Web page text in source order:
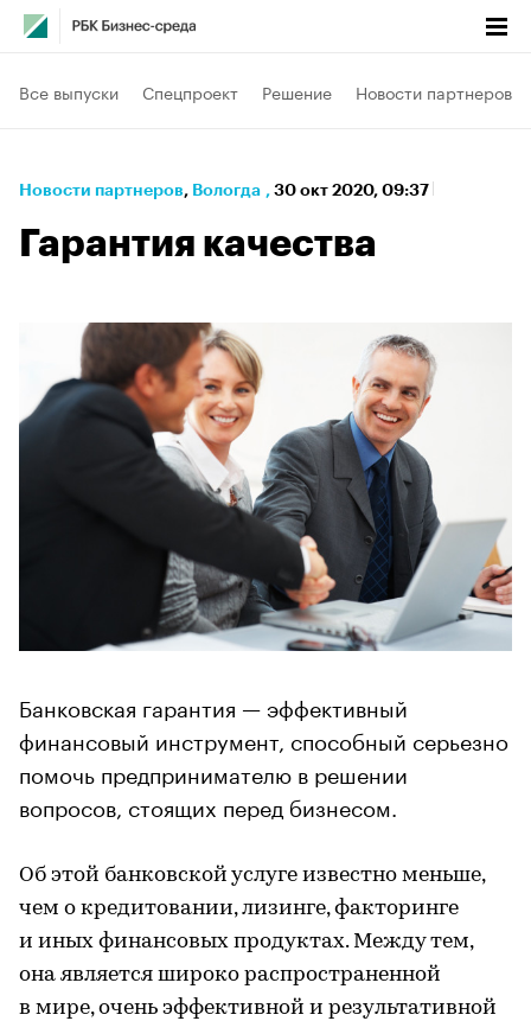
Все выпуски Спецпроект Решение Новости партнеров
Новости партнеров⁠, Вологда , 30 окт 2020, 09:37
Гарантия качества
Банковская гарантия — эффективный
финансовый инструмент, способный серьезно
помочь предпринимателю в решении
вопросов, стоящих перед бизнесом.
Об этой банковской услуге известно меньше,
чем о кредитовании, лизинге, факторинге
и иных финансовых продуктах. Между тем,
она является широко распространенной
в мире, очень эффективной и результативной